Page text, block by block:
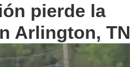
pierde la
Arlington, TN